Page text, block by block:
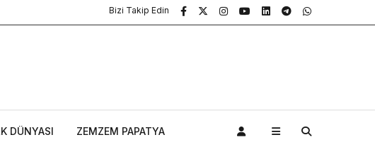
Bizi Takip Edin
DÜNYASI ZEMZEM PAPATYA